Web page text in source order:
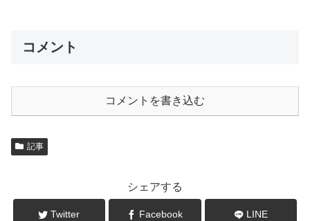
コメント
コメントを書き込む
記事
シェアする
Twitter Facebook LINE